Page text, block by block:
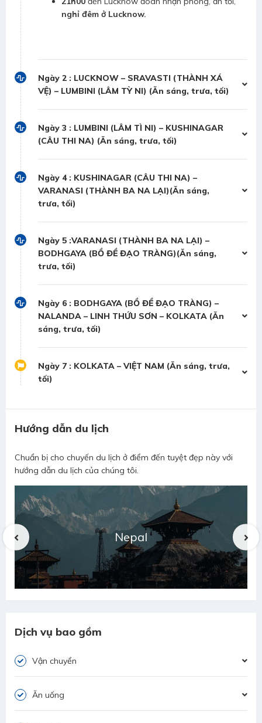
nghỉ đêm ở Lucknow.
Ngày 2 : LUCKNOW – SRAVASTI (THÀNH XÁ
VỆ) – LUMBINI (LÂM TỲ NI) (Ăn sáng, trưa, tối)
Ngày 3 : LUMBINI (LÂM TÌ NI) – KUSHINAGAR
(CÂU THI NA) (Ăn sáng, trưa, tối)
Ngày 4 : KUSHINAGAR (CÂU THI NA) –
VARANASI (THÀNH BA NA LẠI)(Ăn sáng,
trưa, tối)
Ngày 5 :VARANASI (THÀNH BA NA LẠI) –
BODHGAYA (BỒ ĐỀ ĐẠO TRÀNG)(Ăn sáng,
trưa, tối)
Ngày 6 : BODHGAYA (BỒ ĐỀ ĐẠO TRÀNG) –
NALANDA – LINH THỨU SƠN – KOLKATA (Ăn
sáng, trưa, tối)
Ngày 7 : KOLKATA – VIỆT NAM (Ăn sáng, trưa,
tối)
Hướng dẫn du lịch
Chuẩn bị cho chuyến du lịch ở điểm đến tuyệt đẹp này với
hướng dẫn du lịch của chúng tôi.
Ấn Độ
Dịch vụ bao gồm
Vận chuyển
Ăn uống